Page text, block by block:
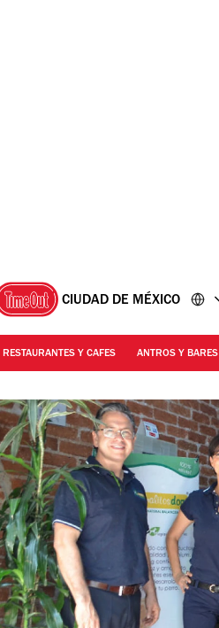
CIUDAD DE MÉXICO
RESTAURANTES Y CAFES ANTROS Y BARES